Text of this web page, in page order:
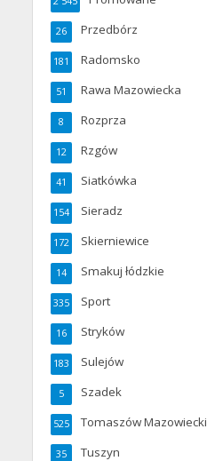
Przedbórz
26
Radomsko
181
Rawa Mazowiecka
51
Rozprza
8
Rzgów
12
Siatkówka
41
Sieradz
154
Skierniewice
172
Smakuj łódzkie
14
Sport
335
Stryków
16
Sulejów
183
Szadek
5
Tomaszów Mazowiecki
525
Tuszyn
35